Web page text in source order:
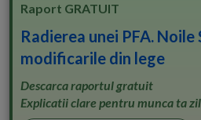
Raport GRATUIT
Radierea unei PFA. Noile
modificarile din lege
Descarca raportul gratuit
Explicatii clare pentru munca ta